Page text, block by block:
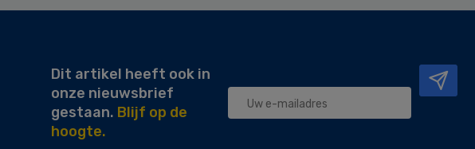
Dit artikel heeft ook in
onze nieuwsbrief
gestaan. Blijf op de
hoogte.